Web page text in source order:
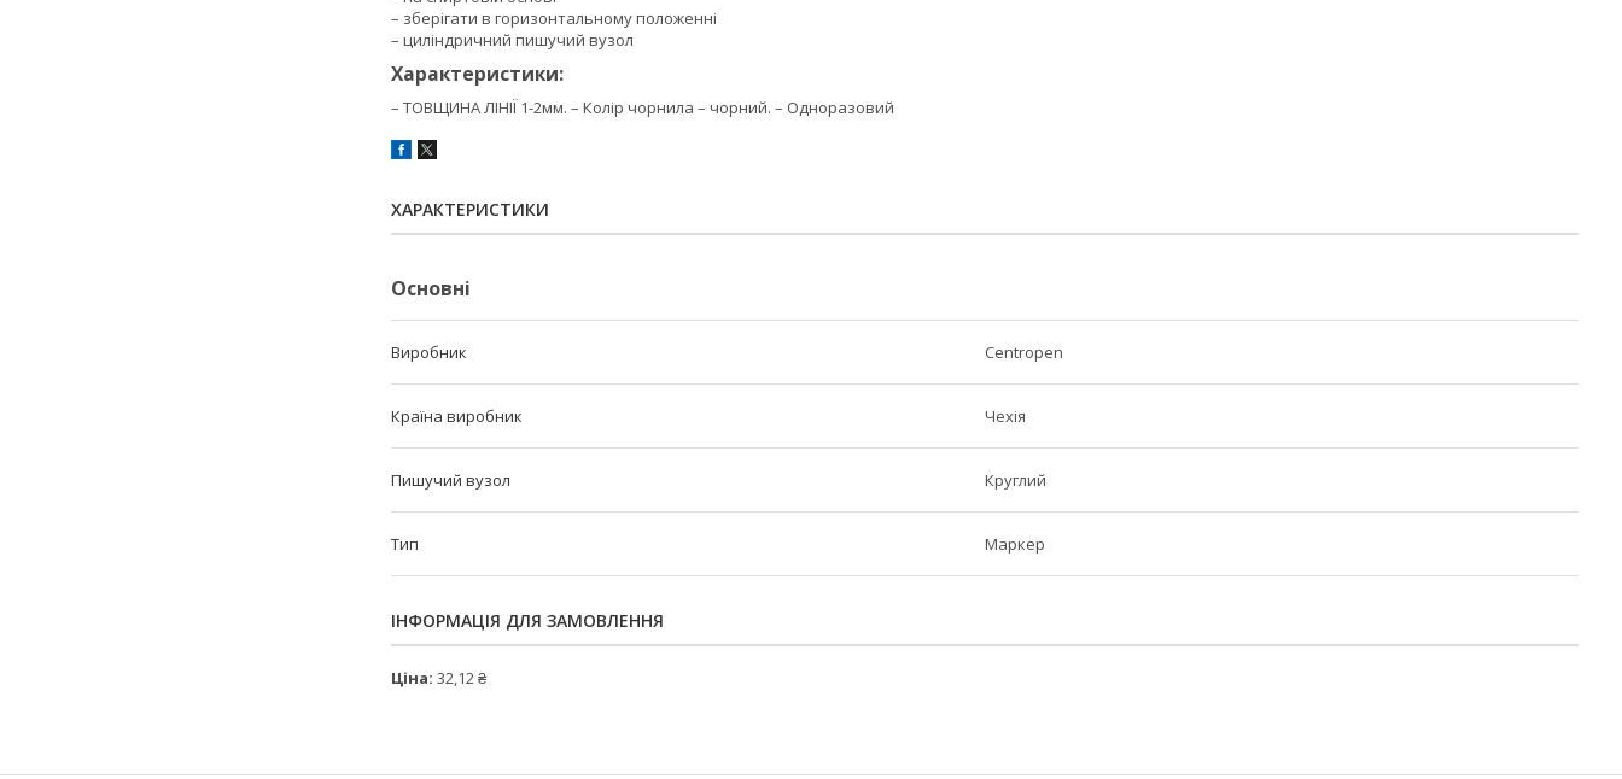
– зберігати в горизонтальному положенні
– циліндричний пишучий вузол
Характеристики:
– ТОВЩИНА ЛІНІЇ 1-2мм. – Колір чорнила – чорний. – Одноразовий
ХАРАКТЕРИСТИКИ
Основні
Виробник Centropen
Країна виробник Чехія
Пишучий вузол Круглий
Тип Маркер
ІНФОРМАЦІЯ ДЛЯ ЗАМОВЛЕННЯ
Ціна: 32,12 ₴